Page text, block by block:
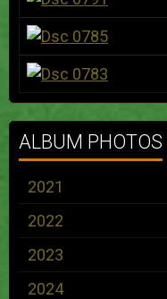
ALBUM PHOTOS
2021
2022
2023
2024